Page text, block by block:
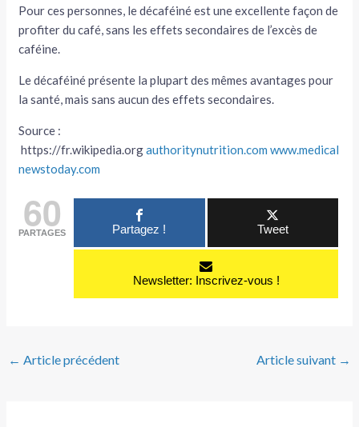
Pour ces personnes, le décaféiné est une excellente façon de
profiter du café, sans les effets secondaires de l’excès de
caféine.
Le décaféiné présente la plupart des mêmes avantages pour
la santé, mais sans aucun des effets secondaires.
Source :
https://fr.wikipedia.orgauthoritynutrition.com www.medical
newstoday.com
60
PARTAGES Partagez ! Tweet
Newsletter: Inscrivez-vous !
← Article précédent Article suivant →